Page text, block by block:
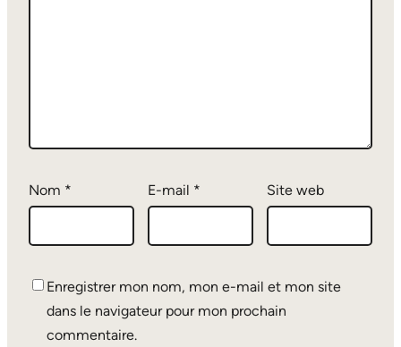
Nom * E-mail * Site web
Enregistrer mon nom, mon e-mail et mon site
dans le navigateur pour mon prochain
commentaire.